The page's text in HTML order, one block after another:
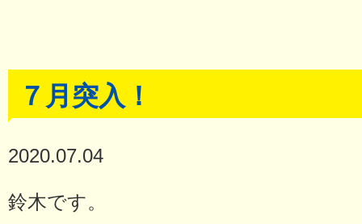
７月突入！
2020.07.04
鈴木です。